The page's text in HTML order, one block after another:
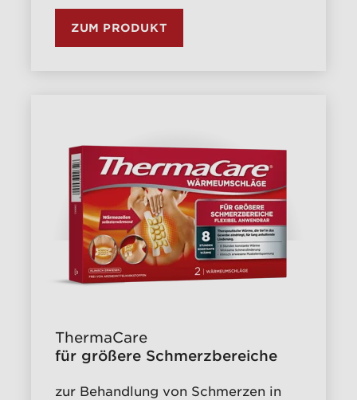
ZUM PRODUKT
ThermaCare
für größere Schmerzbereiche
zur Behandlung von Schmerzen in